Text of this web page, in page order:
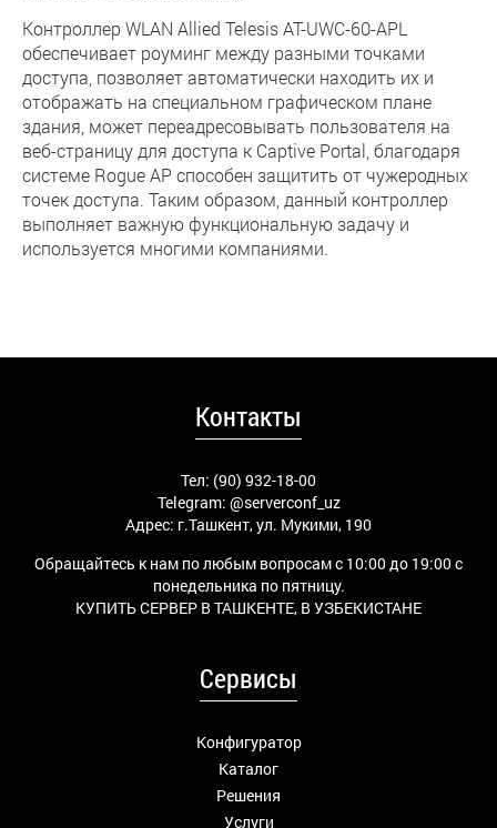
Контроллер WLAN Allied Telesis AT-UWC-60-APL
обеспечивает роуминг между разными точками
доступа, позволяет автоматически находить их и
отображать на специальном графическом плане
здания, может переадресовывать пользователя на
веб-страницу для доступа к Captive Portal, благодаря
системе Rogue AP способен защитить от чужеродных
точек доступа. Таким образом, данный контроллер
выполняет важную функциональную задачу и
используется многими компаниями.
Контакты
Тел: (90) 932-18-00
Telegram: @serverconf_uz
Адрес: г.Ташкент, ул. Мукими, 190
Обращайтесь к нам по любым вопросам с 10:00 до 19:00 с
понедельника по пятницу.
КУПИТЬ СЕРВЕР В ТАШКЕНТЕ, В УЗБЕКИСТАНЕ
Сервисы
Конфигуратор
Каталог
Решения
Услуги